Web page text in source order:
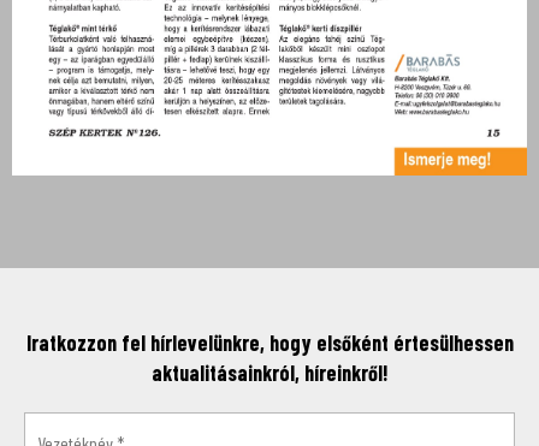
Iratkozzon fel hírlevelünkre, hogy elsőként értesülhessen
aktualitásainkról, híreinkről!